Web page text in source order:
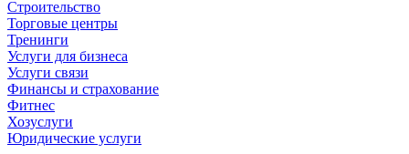
Строительство
Торговые центры
Тренинги
Услуги для бизнеса
Услуги связи
Финансы и страхование
Фитнес
Хозуслуги
Юридические услуги